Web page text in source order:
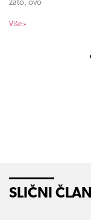
zato, ovo
Više »
SLIČNI